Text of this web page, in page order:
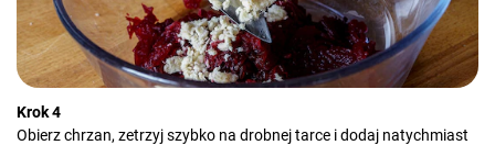
Krok 4
Obierz chrzan, zetrzyj szybko na drobnej tarce i dodaj natychmiast